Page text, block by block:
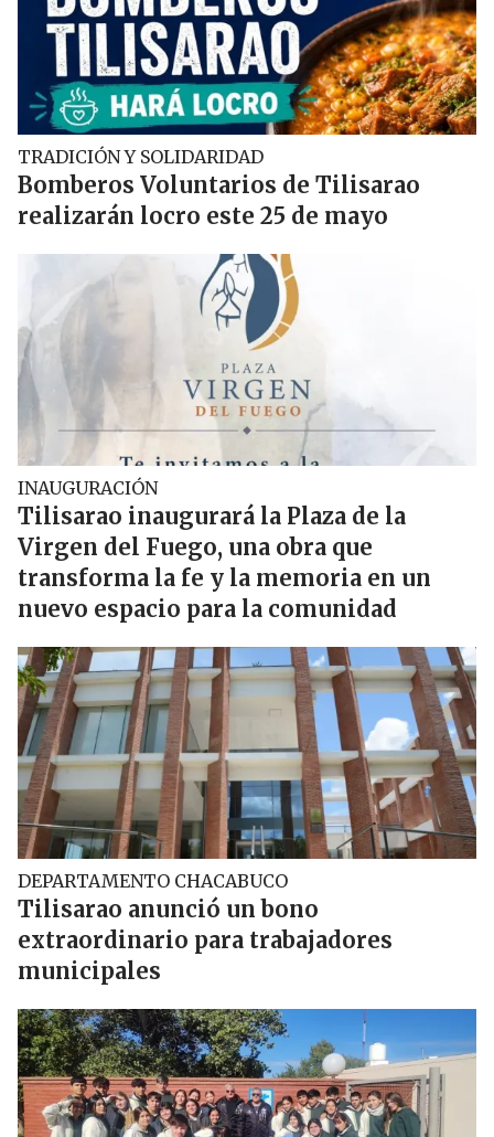
TRADICIÓN Y SOLIDARIDAD
Bomberos Voluntarios de Tilisarao
realizarán locro este 25 de mayo
INAUGURACIÓN
Tilisarao inaugurará la Plaza de la
Virgen del Fuego, una obra que
transforma la fe y la memoria en un
nuevo espacio para la comunidad
DEPARTAMENTO CHACABUCO
Tilisarao anunció un bono
extraordinario para trabajadores
municipales